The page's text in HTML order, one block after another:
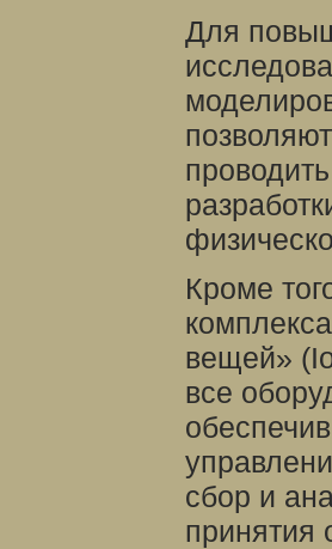
Для
Кроме
вещей»
все
сбор и
принятия